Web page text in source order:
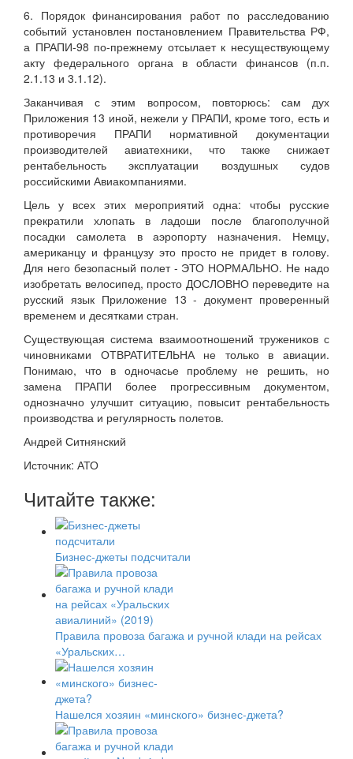
6. Порядок финансирования работ по расследованию
событий установлен постановлением Правительства РФ,
а ПРАПИ-98 по-прежнему отсылает к несуществующему
акту федерального органа в области финансов (п.п.
2.1.13 и 3.1.12).
Заканчивая с этим вопросом, повторюсь: сам дух
Приложения 13 иной, нежели у ПРАПИ, кроме того, есть и
противоречия ПРАПИ нормативной документации
производителей авиатехники, что также снижает
рентабельность эксплуатации воздушных судов
российскими Авиакомпаниями.
Цель у всех этих мероприятий одна: чтобы русские
прекратили хлопать в ладоши после благополучной
посадки самолета в аэропорту назначения. Немцу,
американцу и французу это просто не придет в голову.
Для него безопасный полет - ЭТО НОРМАЛЬНО. Не надо
изобретать велосипед, просто ДОСЛОВНО переведите на
русский язык Приложение 13 - документ проверенный
временем и десятками стран.
Существующая система взаимоотношений тружеников с
чиновниками ОТВРАТИТЕЛЬНА не только в авиации.
Понимаю, что в одночасье проблему не решить, но
замена ПРАПИ более прогрессивным документом,
однозначно улучшит ситуацию, повысит рентабельность
производства и регулярность полетов.
Андрей Ситнянский
Источник: АТО
Читайте также:
Бизнес-джеты подсчитали
Правила провоза багажа и ручной клади на рейсах
«Уральских…
Нашелся хозяин «минского» бизнес-джета?